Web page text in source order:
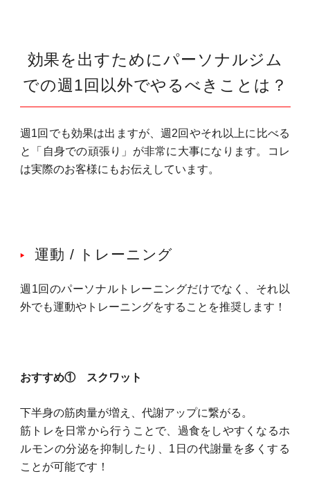
効果を出すためにパーソナルジム
での週1回以外でやるべきことは？
週1回でも効果は出ますが、週2回やそれ以上に比べる
と「自身での頑張り」が非常に大事になります。コレ
は実際のお客様にもお伝えしています。
運動 / トレーニング
週1回のパーソナルトレーニングだけでなく、それ以
外でも運動やトレーニングをすることを推奨します！
おすすめ① スクワット
下半身の筋肉量が増え、代謝アップに繋がる。
筋トレを日常から行うことで、過食をしやすくなるホ
ルモンの分泌を抑制したり、1日の代謝量を多くする
ことが可能です！